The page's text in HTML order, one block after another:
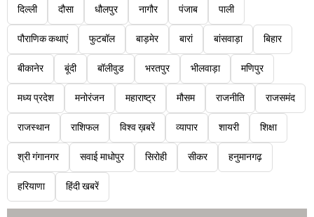
दिल्ली दौसा धौलपुर नागौर पंजाब पाली
पौराणिक कथाएं फुटबॉल बाड़मेर बारां बांसवाड़ा बिहार
बीकानेर बूंदी बॉलीवुड भरतपुर भीलवाड़ा मणिपुर
मध्य प्रदेश मनोरंजन महाराष्ट्र मौसम राजनीति राजसमंद
राजस्थान राशिफल विश्व ख़बरें व्यापार शायरी शिक्षा
श्री गंगानगर सवाई माधोपुर सिरोही सीकर हनुमानगढ़
हरियाणा हिंदी खबरें